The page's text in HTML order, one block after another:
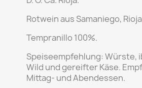
Rotwein ausSamaniego,
Tempranillo 100%.
Speiseempfehlung:Würste,
Wild und gereifter Käse.
Mittag- und Abendessen.